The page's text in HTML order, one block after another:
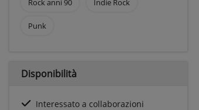
Rock anni 90 Indie Rock
Punk
Disponibilità
Interessato a collaborazioni